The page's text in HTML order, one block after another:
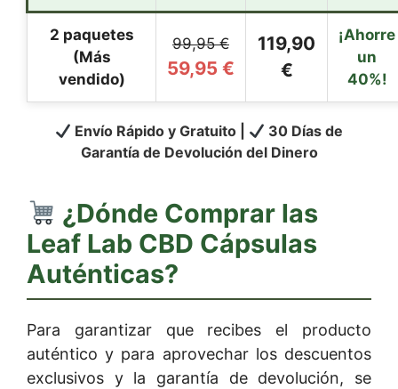
2 paquetes
(Más
vendido)
99,95 €
59,95 €
119,90
€
¡Ahorre
un
40%!
Envío Rápido y Gratuito |
30 Días de
Garantía de Devolución del Dinero
¿Dónde Comprar las
Leaf Lab CBD Cápsulas
Auténticas?
Para garantizar que recibes el producto
auténtico y para aprovechar los descuentos
exclusivos y la garantía de devolución, se